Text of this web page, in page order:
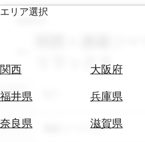
エリア選択
関西 大阪府
福井県
兵庫県
奈良県
滋賀県
エ
券
テ
search
関西 × 酒蔵ツ
リラックス
エリア
テーマ 酒蔵ツーリズム